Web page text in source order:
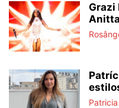
Grazi